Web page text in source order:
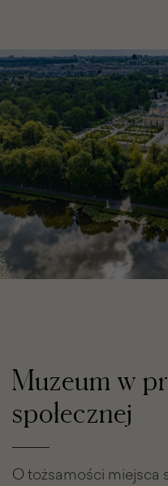
Muzeum w
społecznej
O tożsamości miejsca